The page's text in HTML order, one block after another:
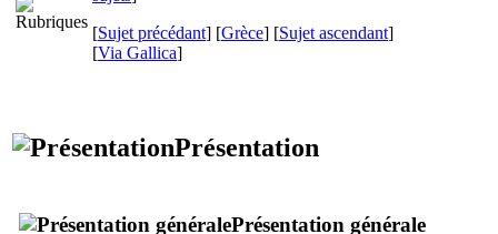
[Sujet précédant] [Grèce] [Sujet ascendant]
[Via Gallica]
Présentation
Présentation générale